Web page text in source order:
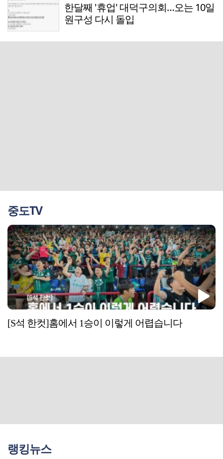
한달째 '휴업' 대덕구의회…오는 10일
원구성 다시 돌입
중도TV
[S석 한컷]홈에서 1승이 이렇게 어렵습니다
랭킹뉴스